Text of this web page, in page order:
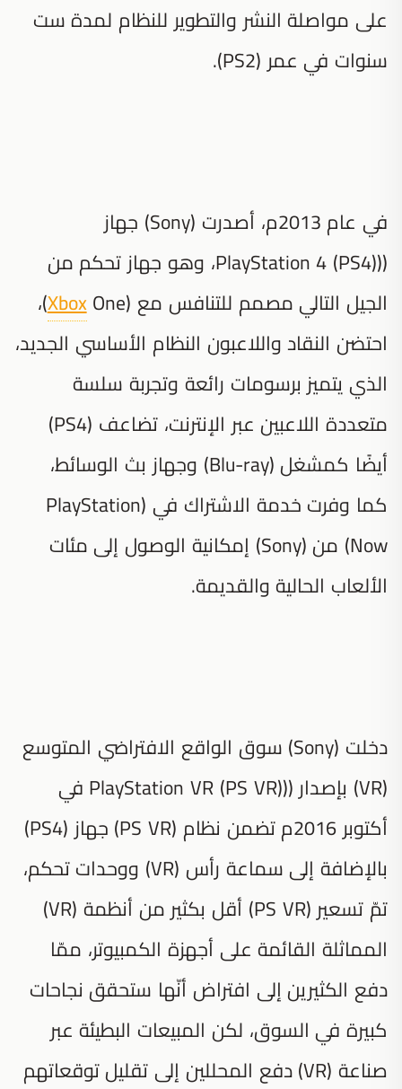
على مواصلة النشر والتطوير للنظام لمدة ست
سنوات في عمر (PS2).
في عام 2013م، أصدرت (Sony) جهاز
((PlayStation 4 (PS4)، وهو جهاز تحكم من
الجيل التالي مصمم للتنافس مع (
XboxOne)،
احتضن النقاد واللاعبون النظام الأساسي الجديد،
الذي يتميز برسومات رائعة وتجربة سلسة
متعددة اللاعبين عبر الإنترنت، تضاعف (PS4)
أيضًا كمشغل (Blu-ray) وجهاز بث الوسائط،
كما وفرت خدمة الاشتراك في (PlayStation
Now) من (Sony) إمكانية الوصول إلى مئات
الألعاب الحالية والقديمة.
دخلت (Sony) سوق الواقع الافتراضي المتوسع
(VR) بإصدار ((PlayStation VR (PS VR) في
أكتوبر 2016م تضمن نظام (PS VR) جهاز (PS4)
بالإضافة إلى سماعة رأس (VR) ووحدات تحكم،
تمّ تسعير (PS VR) أقل بكثير من أنظمة (VR)
المماثلة القائمة على أجهزة الكمبيوتر، ممّا
دفع الكثيرين إلى افتراض أنّها ستحقق نجاحات
كبيرة في السوق، لكن المبيعات البطيئة عبر
صناعة (VR) دفع المحللين إلى تقليل توقعاتهم